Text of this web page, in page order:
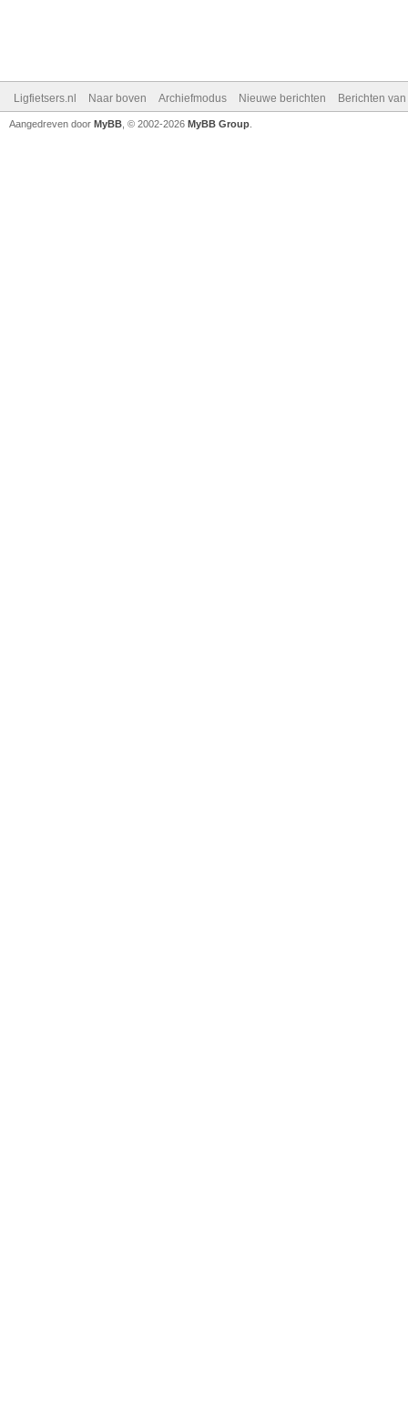
Ligfietsers.nl Naar boven Archiefmodus Nieuwe berichten Berichten
Aangedreven door MyBB , © 2002-2026 MyBB Group